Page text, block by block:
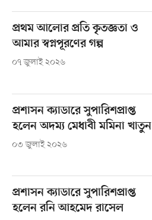
প্রথম আলোর প্রতি কৃতজ্ঞতা ও
আমার স্বপ্নপূরণের গল্প
০৭ জুলাই ২০২৬
প্রশাসন ক্যাডারে সুপারিশপ্রাপ্ত
হলেন অদম্য মেধাবী মমিনা খাতুন
০৩ জুলাই ২০২৬
প্রশাসন ক্যাডারে সুপারিশপ্রাপ্ত
হলেন রনি আহমেদ রাসেল